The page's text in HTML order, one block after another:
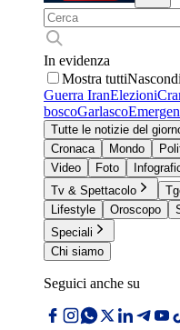
In evidenza
Mostra tuttiNascondi
Guerra IranElezioni
boscoGarlasco
Tutte le notizie del
Cronaca
Mondo
Video
Foto
Tv & Spettacolo
Lifestyle
Oroscopo
Speciali
Chi siamo
Seguici anche su